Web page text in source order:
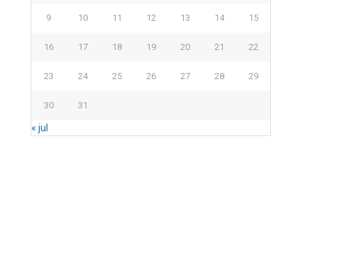
9 10 11 12 13 14 15
16 17 18 19 20 21 22
23 24 25 26 27 28 29
30 31
« jul